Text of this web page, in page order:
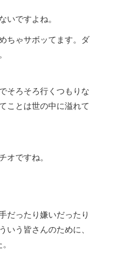
いですよね。
ちゃサボッてます。ダ
そろそろ行くつもりな
ことは世の中に溢れて
オですね。
だったり嫌いだったり
いう皆さんのために、